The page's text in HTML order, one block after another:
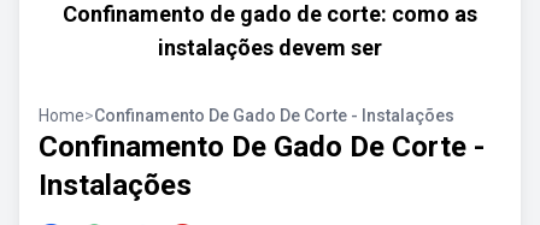
Confinamento de gado de corte: como as
instalações devem ser
Home>Confinamento De Gado De Corte - Instalações
Confinamento De Gado De Corte -
Instalações